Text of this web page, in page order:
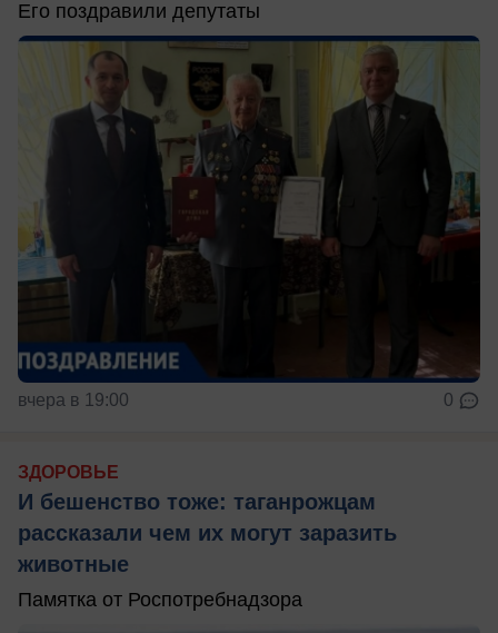
Его поздравили депутаты
вчера в 19:00 0
ЗДОРОВЬЕ
И бешенство тоже: таганрожцам
рассказали чем их могут заразить
животные
Памятка от Роспотребнадзора